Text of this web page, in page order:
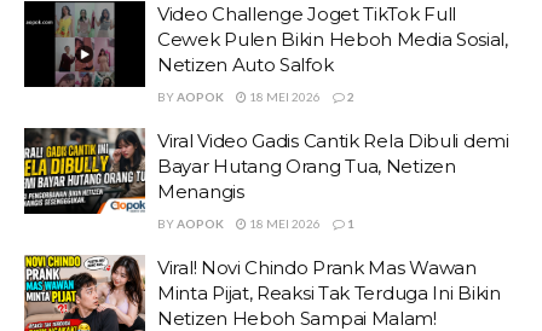
Video Challenge Joget TikTok Full
Cewek Pulen Bikin Heboh Media Sosial,
Netizen Auto Salfok
BYAOPOK 18 MEI 2026 2
Viral Video Gadis Cantik Rela Dibuli demi
Bayar Hutang Orang Tua, Netizen
Menangis
BYAOPOK 18 MEI 2026 1
Viral! Novi Chindo Prank Mas Wawan
Minta Pijat, Reaksi Tak Terduga Ini Bikin
Netizen Heboh Sampai Malam!